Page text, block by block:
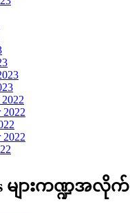
2022
2022
များကဏ္ဍအလိုက်